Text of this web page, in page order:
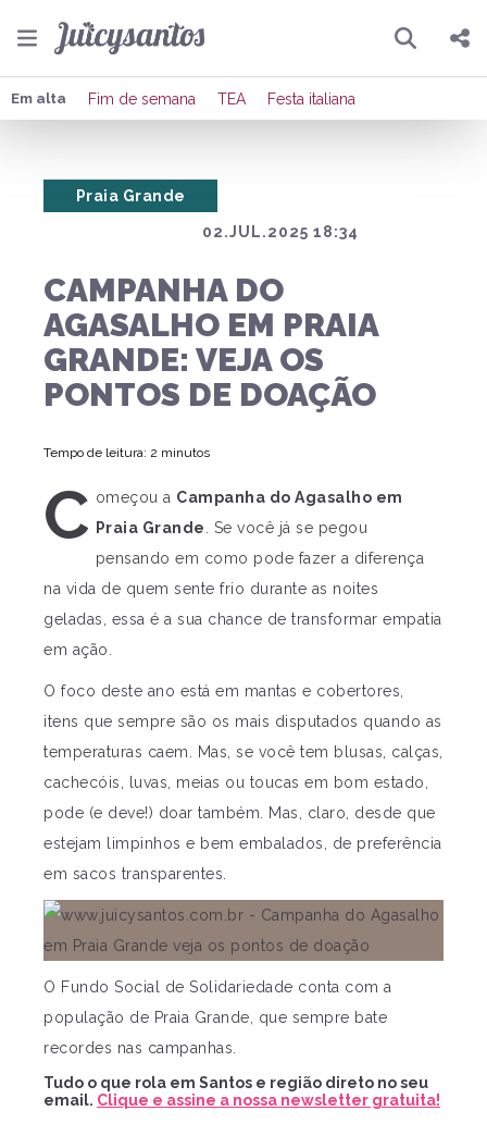
Pesquisar
Compartilhar
Em alta Fim de semana TEA Festa italiana
02.JUL.2025 18:34
Praia Grande
CAMPANHA DO
AGASALHO EM PRAIA
GRANDE: VEJA OS
PONTOS DE DOAÇÃO
Tempo de leitura: 2 minutos
C omeçou a Campanha do Agasalho em
Praia Grande . Se você já se pegou
pensando em como pode fazer a diferença
na vida de quem sente frio durante as noites
geladas, essa é a sua chance de transformar empatia
em ação.
O foco deste ano está em mantas e cobertores,
itens que sempre são os mais disputados quando as
temperaturas caem. Mas, se você tem blusas, calças,
cachecóis, luvas, meias ou toucas em bom estado,
pode (e deve!) doar também. Mas, claro, desde que
estejam limpinhos e bem embalados, de preferência
em sacos transparentes.
O Fundo Social de Solidariedade conta com a
população de Praia Grande, que sempre bate
recordes nas campanhas.
Tudo o que rola em Santos e região direto no seu
email. Clique e assine a nossa newsletter gratuita!